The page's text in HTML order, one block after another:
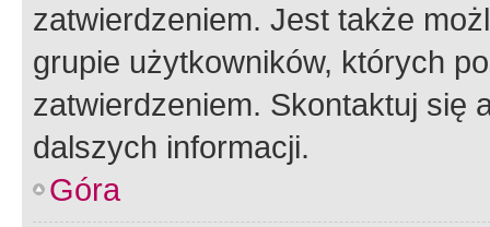
zatwierdzeniem. Jest także
grupie użytkowników, których
zatwierdzeniem. Skontaktuj się
dalszych informacji.
Góra